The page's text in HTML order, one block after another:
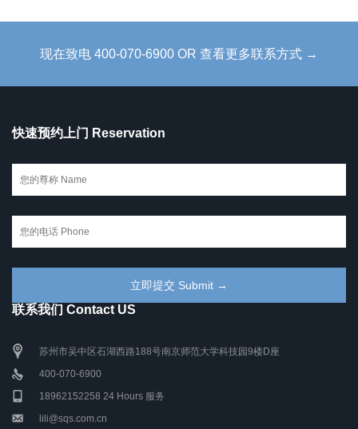
现在致电 400-070-6900 OR 查看更多联系方式 →
快速预约上门 Reservation
联系我们 Contact US
苏州市吴中区石湖西路188号南京师范大学科技园9楼D座
400-070-6900
18962152258 24 Hours 服务
lili@sqs.com.cn